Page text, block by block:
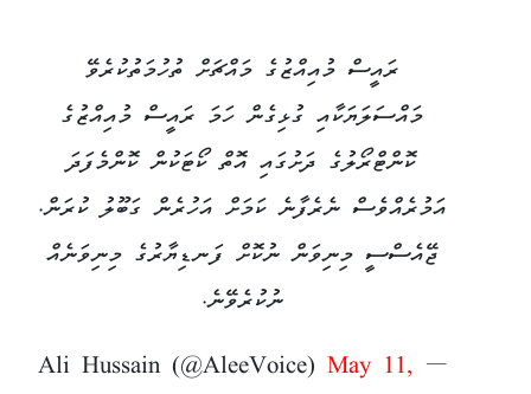
ރައީސް މުއިއްޒުގެ މައްޗަށް ތުހުމަތުކުރެވޭ
މައްސަލަޔަކާއި ގުޅިގެން ހަމަ ރައީސް މުއިއްޒުގެ
ކޮންޓްރޯލުގެ ދަށުގައި އޮތް ކޯޓަކުން ކޮންމެފަދަ
އަމުރެއްވެސް ނެރެފާނެ ކަމަށް އަހުރެން ގަބޫލު ކުރަން.
ޖޭއެސްސީ މިނިވަން ނުކޮށް ފަނޑިޔާރުގެ މިނިވަނެއް
ނުކުރެވޭނެ.
— Ali Hussain (@AleeVoice)
May 11,